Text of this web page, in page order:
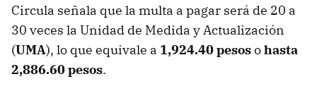
Circula señala que la multa a pagar será de 20 a
30 veces la Unidad de Medida y Actualización
(UMA), lo que equivale a 1,924.40 pesosohasta
2,886.60 pesos.